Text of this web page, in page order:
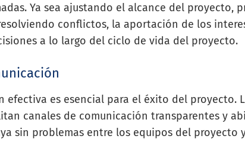
Ya sea ajustando el alcance del proyecto,
conflictos, la aportación de los
a lo largo del ciclo de vida del proyecto.
efectiva es esencial para el éxito del proyecto.
canales de comunicación transparentes y
sin problemas entre los equipos del proyecto